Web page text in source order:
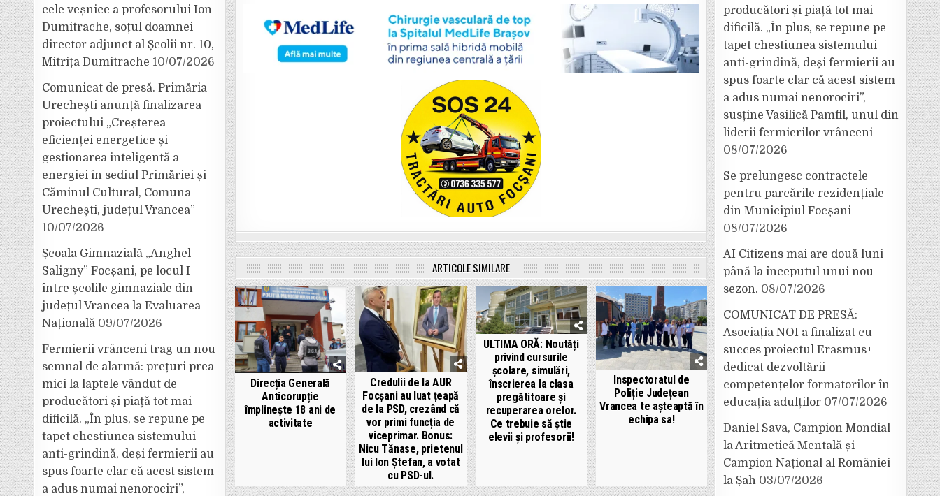
ARTICOLE SIMILARE
Direcția Generală
Anticorupție
împlinește 18 ani de
activitate
Credulii de la AUR
Focșani au luat țeapă
de la PSD, crezând că
vor primi funcția de
viceprimar. Bonus:
Nicu Tănase, prietenul
lui Ion Ștefan, a votat
cu PSD-ul.
ULTIMA ORĂ: Noutăți
privind cursurile
școlare, simulări,
înscrierea la clasa
pregătitoare și
recuperarea orelor.
Ce trebuie să știe
elevii și profesorii!
Inspectoratul de
Poliție Județean
Vrancea te așteaptă în
echipa sa!
cele veșnice a profesorului Ion
Dumitrache, soțul doamnei
director adjunct al Școlii nr. 10,
Mitrița Dumitrache 10/07/2026
Comunicat de presă. Primăria
Urechești anunță finalizarea
proiectului „Creșterea
eficienței energetice și
gestionarea inteligentă a
energiei în sediul Primăriei și
Căminul Cultural, Comuna
Urechești, județul Vrancea”
10/07/2026
Școala Gimnazială „Anghel
Saligny” Focșani, pe locul I
între școlile gimnaziale din
județul Vrancea la Evaluarea
Națională 09/07/2026
Fermierii vrânceni trag un nou
semnal de alarmă: prețuri prea
mici la laptele vândut de
producători și piață tot mai
dificilă. „În plus, se repune pe
tapet chestiunea sistemului
anti-grindină, deși fermierii au
spus foarte clar că acest sistem
a adus numai nenorociri”,
producători și piață tot mai
dificilă. „În plus, se repune pe
tapet chestiunea sistemului
anti-grindină, deși fermierii au
spus foarte clar că acest sistem
a adus numai nenorociri”,
susține Vasilică Pamfil, unul din
liderii fermierilor vrânceni
08/07/2026
Se prelungesc contractele
pentru parcările rezidențiale
din Municipiul Focșani
08/07/2026
AI Citizens mai are două luni
până la începutul unui nou
sezon. 08/07/2026
COMUNICAT DE PRESĂ:
Asociația NOI a finalizat cu
succes proiectul Erasmus+
dedicat dezvoltării
competențelor formatorilor în
educația adulților 07/07/2026
Daniel Sava, Campion Mondial
la Aritmetică Mentală și
Campion Național al României
la Șah 03/07/2026